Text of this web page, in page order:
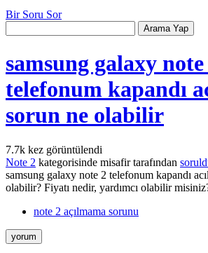
Bir Soru Sor
samsung galaxy note
telefonum kapandı
sorun ne olabilir
7.7k kez görüntülendi
Note 2 kategorisinde misafir tarafından
samsung galaxy note 2 telefonum kapandı
olabilir? Fiyatı nedir, yardımcı olabilir
note 2 açılmama sorunu